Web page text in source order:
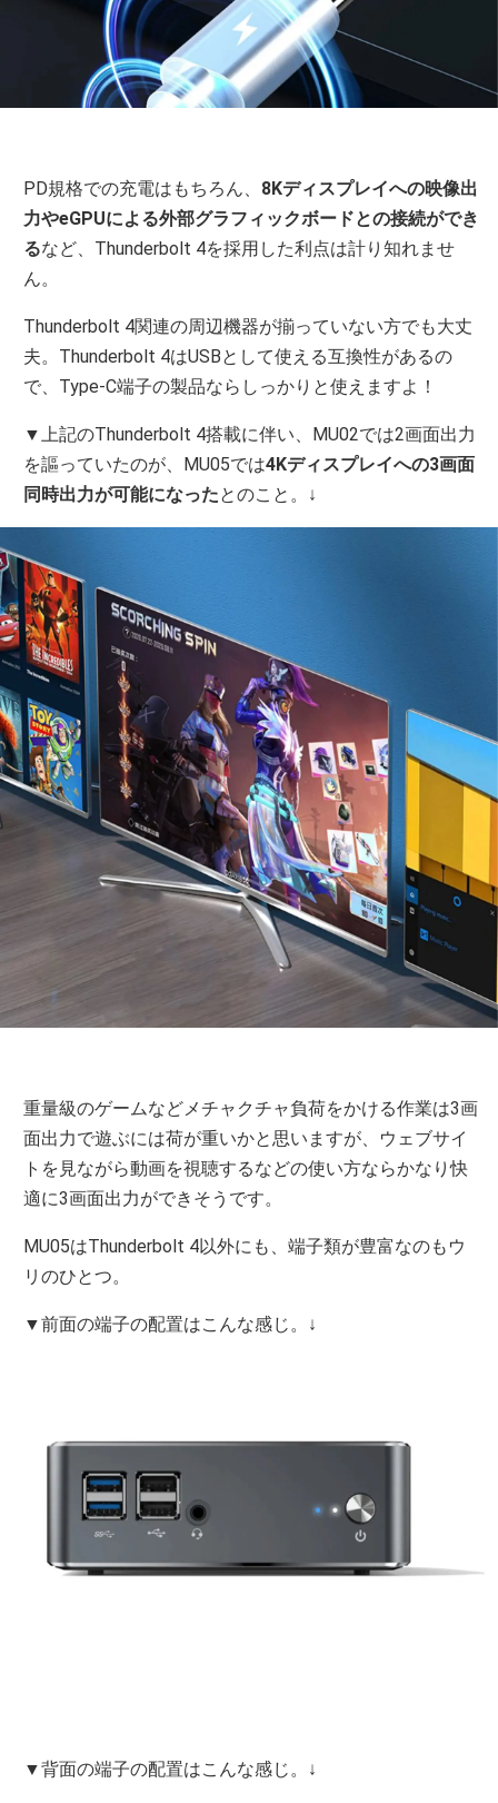
PD規格での充電はもちろん、 8Kディスプレイへの映像出
力やeGPUによる外部グラフィックボードとの接続ができ
るなど、Thunderbolt 4を採用した利点は計り知れませ
ん。
Thunderbolt 4関連の周辺機器が揃っていない方でも大丈
夫。Thunderbolt 4はUSBとして使える互換性があるの
で、Type-C端子の製品ならしっかりと使えますよ！
▼上記のThunderbolt 4搭載に伴い、MU02では2画面出力
を謳っていたのが、MU05では4Kディスプレイへの3画面
同時出力が可能になったとのこと。↓
重量級のゲームなどメチャクチャ負荷をかける作業は3画
面出力で遊ぶには荷が重いかと思いますが、ウェブサイ
トを見ながら動画を視聴するなどの使い方ならかなり快
適に3画面出力ができそうです。
MU05はThunderbolt 4以外にも、端子類が豊富なのもウ
リのひとつ。
▼前面の端子の配置はこんな感じ。↓
▼背面の端子の配置はこんな感じ。↓